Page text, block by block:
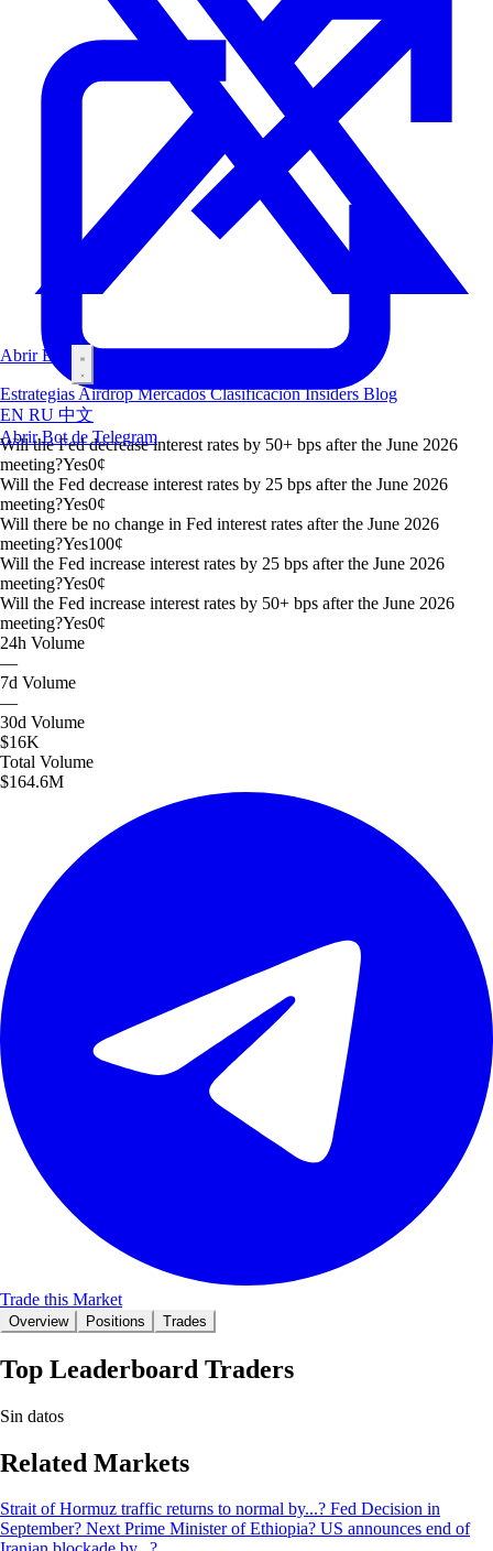
Abrir Bot
Estrategias AirdropMercadosClasificaciónInsiders Blog
EN RU 中文
Abrir Bot de Telegram
Will the Fed decrease interest rates by 50+ bps after the June 2026
meeting?Yes0¢
Will the Fed decrease interest rates by 25 bps after the June 2026
meeting?Yes0¢
Will there be no change in Fed interest rates after the June 2026
meeting?Yes100¢
Will the Fed increase interest rates by 25 bps after the June 2026
meeting?Yes0¢
Will the Fed increase interest rates by 50+ bps after the June 2026
meeting?Yes0¢
24h Volume
—
7d Volume
—
30d Volume
$16K
Total Volume
$164.6M
Trade this Market
Overview Positions Trades
Top Leaderboard Traders
Sin datos
Related Markets
Strait of Hormuz traffic returns to normal by...? Fed Decision in
September? Next Prime Minister of Ethiopia? US announces end of